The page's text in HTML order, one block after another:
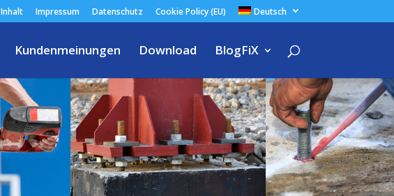
Inhalt Impressum Datenschutz Cookie Policy (EU) Deutsch
Kundenmeinungen Download BlogFiX